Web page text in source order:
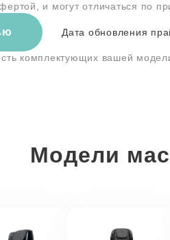
и могут отличаться по
Дата обновления
комплектующих вашей
Модели